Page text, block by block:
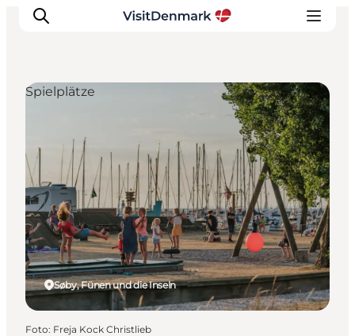
Inspiration
Regionen
Erlebnisse
Unterkünfte
Reiseplanung
Søby, Fünen und die Inseln
Spielplätze
Foto: Freja Kock Christlieb